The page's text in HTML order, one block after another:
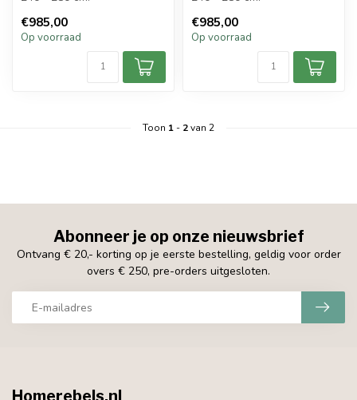
€985,00
Op voorraad
€985,00
Op voorraad
Toon 1- 2van 2
Abonneer je op onze nieuwsbrief
Ontvang € 20,- korting op je eerste bestelling, geldig voor order
overs € 250, pre-orders uitgesloten.